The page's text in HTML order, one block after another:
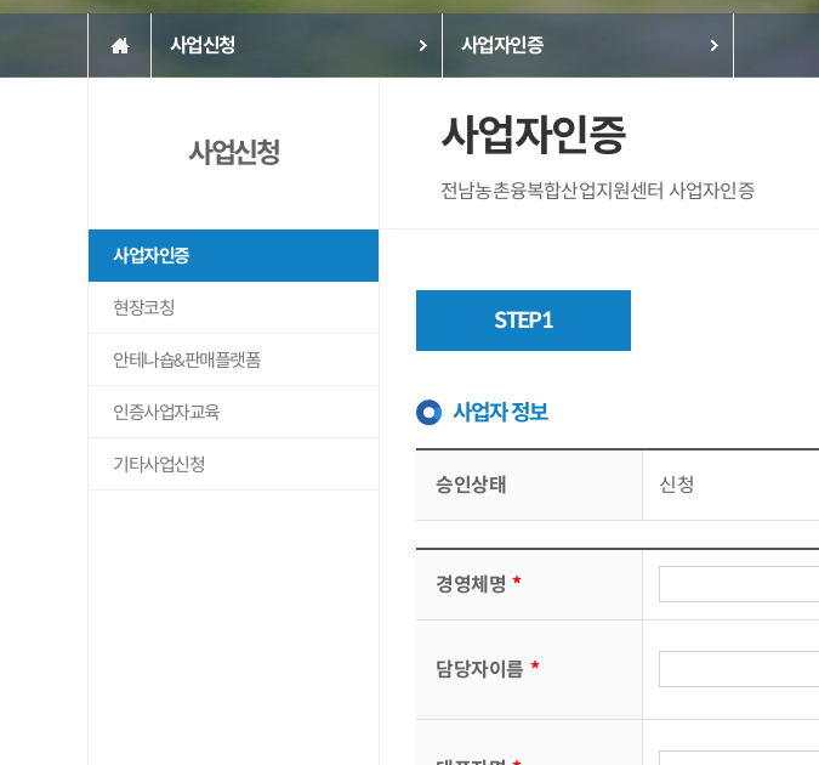
사업신청 사업자인증
사업신청
사업자인증
현장코칭
안테나숍&판매플랫폼
인증사업자교육
기타사업신청
사업자인증
전남농촌융복합산업지원센터 사업자인증
STEP1
사업자 정보
승인상태 신청
경영체명 *
담당자이름 *